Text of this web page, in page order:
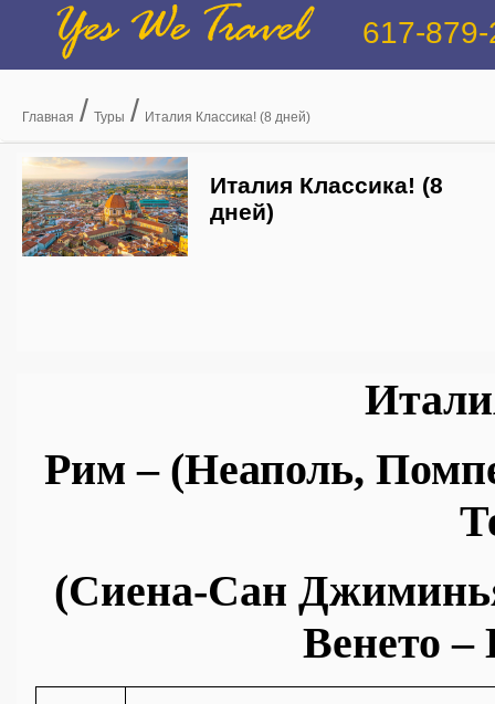
Yes We Travel 617-
Главная / Туры / Италия Классика! (8 дней)
Италия Классика! (8
дней)
Рим – (Неаполь,
(Сиена-Сан
Венето